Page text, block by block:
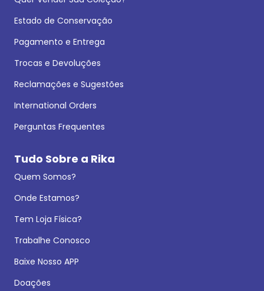
Estado de Conservação
Pagamento e Entrega
Trocas e Devoluções
Reclamações e Sugestões
International Orders
Perguntas Frequentes
Tudo Sobre a Rika
Quem Somos?
Onde Estamos?
Tem Loja Física?
Trabalhe Conosco
Baixe Nosso APP
Doações